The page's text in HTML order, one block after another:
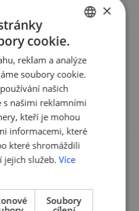
AMSP ČR na
skupiny pro
zátěže
Ostrava
ENGLISH
×
cookie.
reklam a analýze
soubory cookie.
našich
s našimi reklamními
kteří je mohou
informacemi, které
které shromáždili
jejich služeb. Více
Soubory